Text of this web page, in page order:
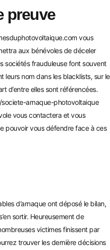
preuve
vous
aux bénévoles de déceler
sociétés frauduleuse font souvent
leurs nom dans les blacklists, sur le
d’entre elles sont référencées.
arnaque-photovoltaique
vous contactera et vous
pouvoir vous défendre face à ces
d’arnaque ont déposé le bilan,
sortir. Heureusement de
victimes finissent par
trouver les dernière décisions